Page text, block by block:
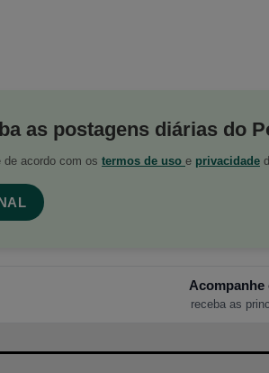
as postagens diárias do
acordo com os termos de uso e privacidade
receba as